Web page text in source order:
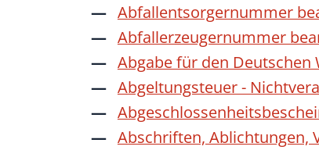
Abfallentsorgernummer
Abfallerzeugernummer
Abgabe für den
Abgeltungsteuer -
Abschriften, Ablichtungen,